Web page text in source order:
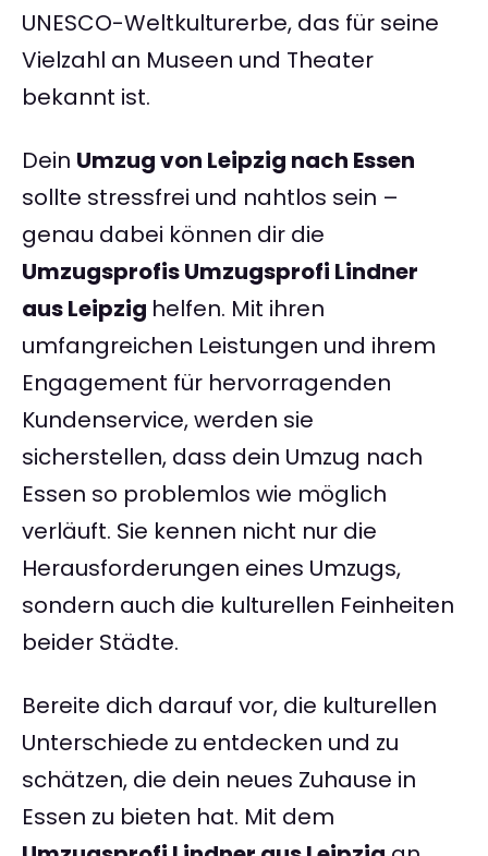
UNESCO-Weltkulturerbe, das für seine
Vielzahl an Museen und Theater
bekannt ist.
Dein Umzug von Leipzig nach Essen
sollte stressfrei und nahtlos sein –
genau dabei können dir die
Umzugsprofis Umzugsprofi Lindner
aus Leipzig helfen. Mit ihren
umfangreichen Leistungen und ihrem
Engagement für hervorragenden
Kundenservice, werden sie
sicherstellen, dass dein Umzug nach
Essen so problemlos wie möglich
verläuft. Sie kennen nicht nur die
Herausforderungen eines Umzugs,
sondern auch die kulturellen Feinheiten
beider Städte.
Bereite dich darauf vor, die kulturellen
Unterschiede zu entdecken und zu
schätzen, die dein neues Zuhause in
Essen zu bieten hat. Mit dem